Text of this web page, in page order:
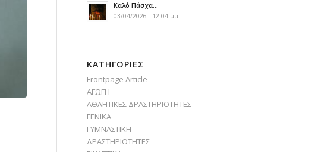
Καλό Πάσχα…
03/04/2026 - 12:04 μμ
KΑΤΗΓΟΡΊΕΣ
Frontpage Article
ΑΓΩΓΗ
ΑΘΛΗΤΙΚΕΣ ΔΡΑΣΤΗΡΙΟΤΗΤΕΣ
ΓΕΝΙΚΑ
ΓΥΜΝΑΣΤΙΚΗ
ΔΡΑΣΤΗΡΙΟΤΗΤΕΣ